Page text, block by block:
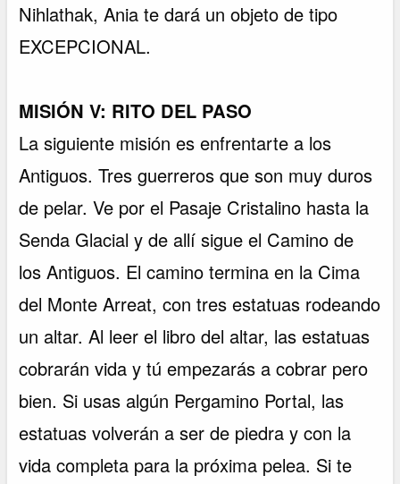
Nihlathak, Ania te dará un objeto de tipo
EXCEPCIONAL.
MISIÓN V: RITO DEL PASO
La siguiente misión es enfrentarte a los
Antiguos. Tres guerreros que son muy duros
de pelar. Ve por el Pasaje Cristalino hasta la
Senda Glacial y de allí sigue el Camino de
los Antiguos. El camino termina en la Cima
del Monte Arreat, con tres estatuas rodeando
un altar. Al leer el libro del altar, las estatuas
cobrarán vida y tú empezarás a cobrar pero
bien. Si usas algún Pergamino Portal, las
estatuas volverán a ser de piedra y con la
vida completa para la próxima pelea. Si te